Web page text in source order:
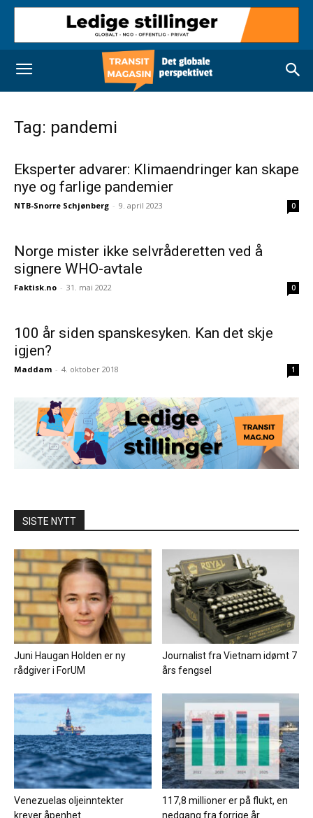
Tag: pandemi
Eksperter advarer: Klimaendringer kan skape
nye og farlige pandemier
NTB-Snorre Schjønberg - 9. april 2023 0
Norge mister ikke selvråde­retten ved å
signere WHO-avtale
Faktisk.no - 31. mai 2022 0
100 år siden spanskesyken. Kan det skje
igjen?
Maddam - 4. oktober 2018 1
SISTE NYTT
Juni Haugan Holden er ny
rådgiver i ForUM
Journalist fra Vietnam idømt 7
års fengsel
Venezuelas oljeinntekter
krever åpenhet
117,8 millioner er på flukt, en
nedgang fra forrige år